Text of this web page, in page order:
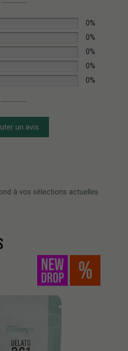
0%
0%
0%
0%
0%
un avis
à vos sélections actuelles
%